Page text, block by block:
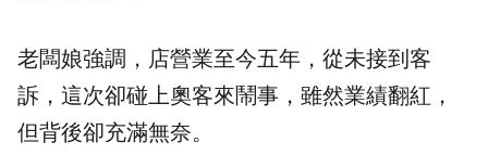
老闆娘強調，店營業至今五年，從未接到 客
訴 ，這次卻碰上奧客來鬧事，雖然業績翻紅，
但背後卻充滿無奈。